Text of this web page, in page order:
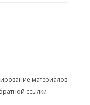
материалов
ссылки